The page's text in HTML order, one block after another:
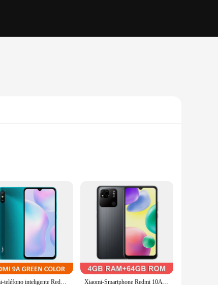
handling for all your daily tasks. Whether
is complemented by a 6.53-inch HD+ Dot Drop
quality photos and videos. The AI technology
camera capabilities will not disappoint.
Xiaomi-teléfono inteligente Redmi 9A/10A Original, Smartphone con Firmware Global, 4GB + 64GB/128GB, desbloqueado, carcasa gratuita, película de vidrio Xiaomi-Smartphone Redmi 10A Original, Rom Global, 64GB/128GB, Helio G25, ocho núcleos, pantalla grande de 6,53 pulgadas, batería de 5000mAh, 4G de 13MP